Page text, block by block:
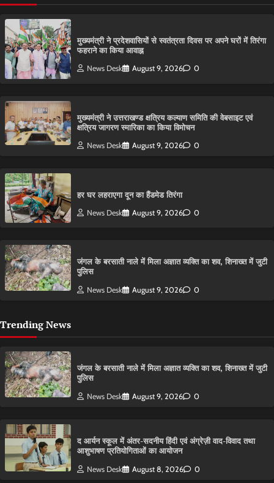
मुख्यमंत्री ने प्रदेशवासियों से स्वतंत्रता दिवस पर अपने घरों में तिरंगा
फहराने का किया आवाह्न
News Desk August 9, 2026 0
मुख्यमंत्री ने उत्तराखण्ड क्षत्रिय कल्याण समिति की वेबसाइट एवं
क्षत्रिय जागरण स्मारिका का किया विमोचन
News Desk August 9, 2026 0
हर घर लहराएगा दून का हैंडमेड तिरंगा
News Desk August 9, 2026 0
​जंगल के बरसाती नाले में मिला अज्ञात व्यक्ति का शव, शिनाख्त में जुटी
पुलिस
News Desk August 9, 2026 0
Trending News
​जंगल के बरसाती नाले में मिला अज्ञात व्यक्ति का शव, शिनाख्त में जुटी
पुलिस
News Desk August 9, 2026 0
द आर्यन स्कूल में अंतर-सदनीय हिंदी एवं अंग्रेज़ी वाद-विवाद तथा
आशुभाषण प्रतियोगिताओं का आयोजन
News Desk August 8, 2026 0